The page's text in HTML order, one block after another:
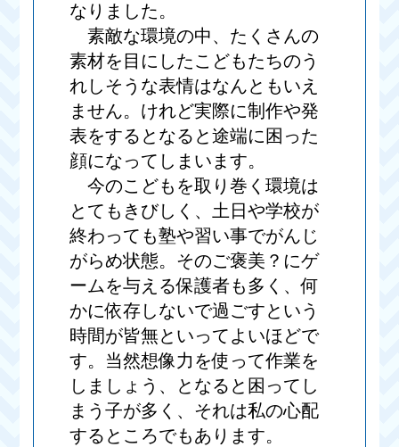
なりました。
素敵な環境の中、たくさんの
素材を目にしたこどもたちのう
れしそうな表情はなんともいえ
ません。けれど実際に制作や発
表をするとなると途端に困った
顔になってしまいます。
今のこどもを取り巻く環境は
とてもきびしく、土日や学校が
終わっても塾や習い事でがんじ
がらめ状態。そのご褒美？にゲ
ームを与える保護者も多く、何
かに依存しないで過ごすという
時間が皆無といってよいほどで
す。当然想像力を使って作業を
しましょう、となると困ってし
まう子が多く、それは私の心配
するところでもあります。